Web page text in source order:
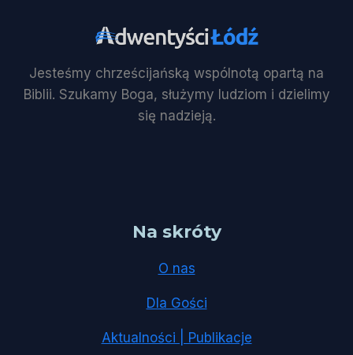
Jesteśmy chrześcijańską wspólnotą opartą na
Biblii. Szukamy Boga, służymy ludziom i dzielimy
się nadzieją.
Na skróty
O nas
Dla Gości
Aktualności | Publikacje